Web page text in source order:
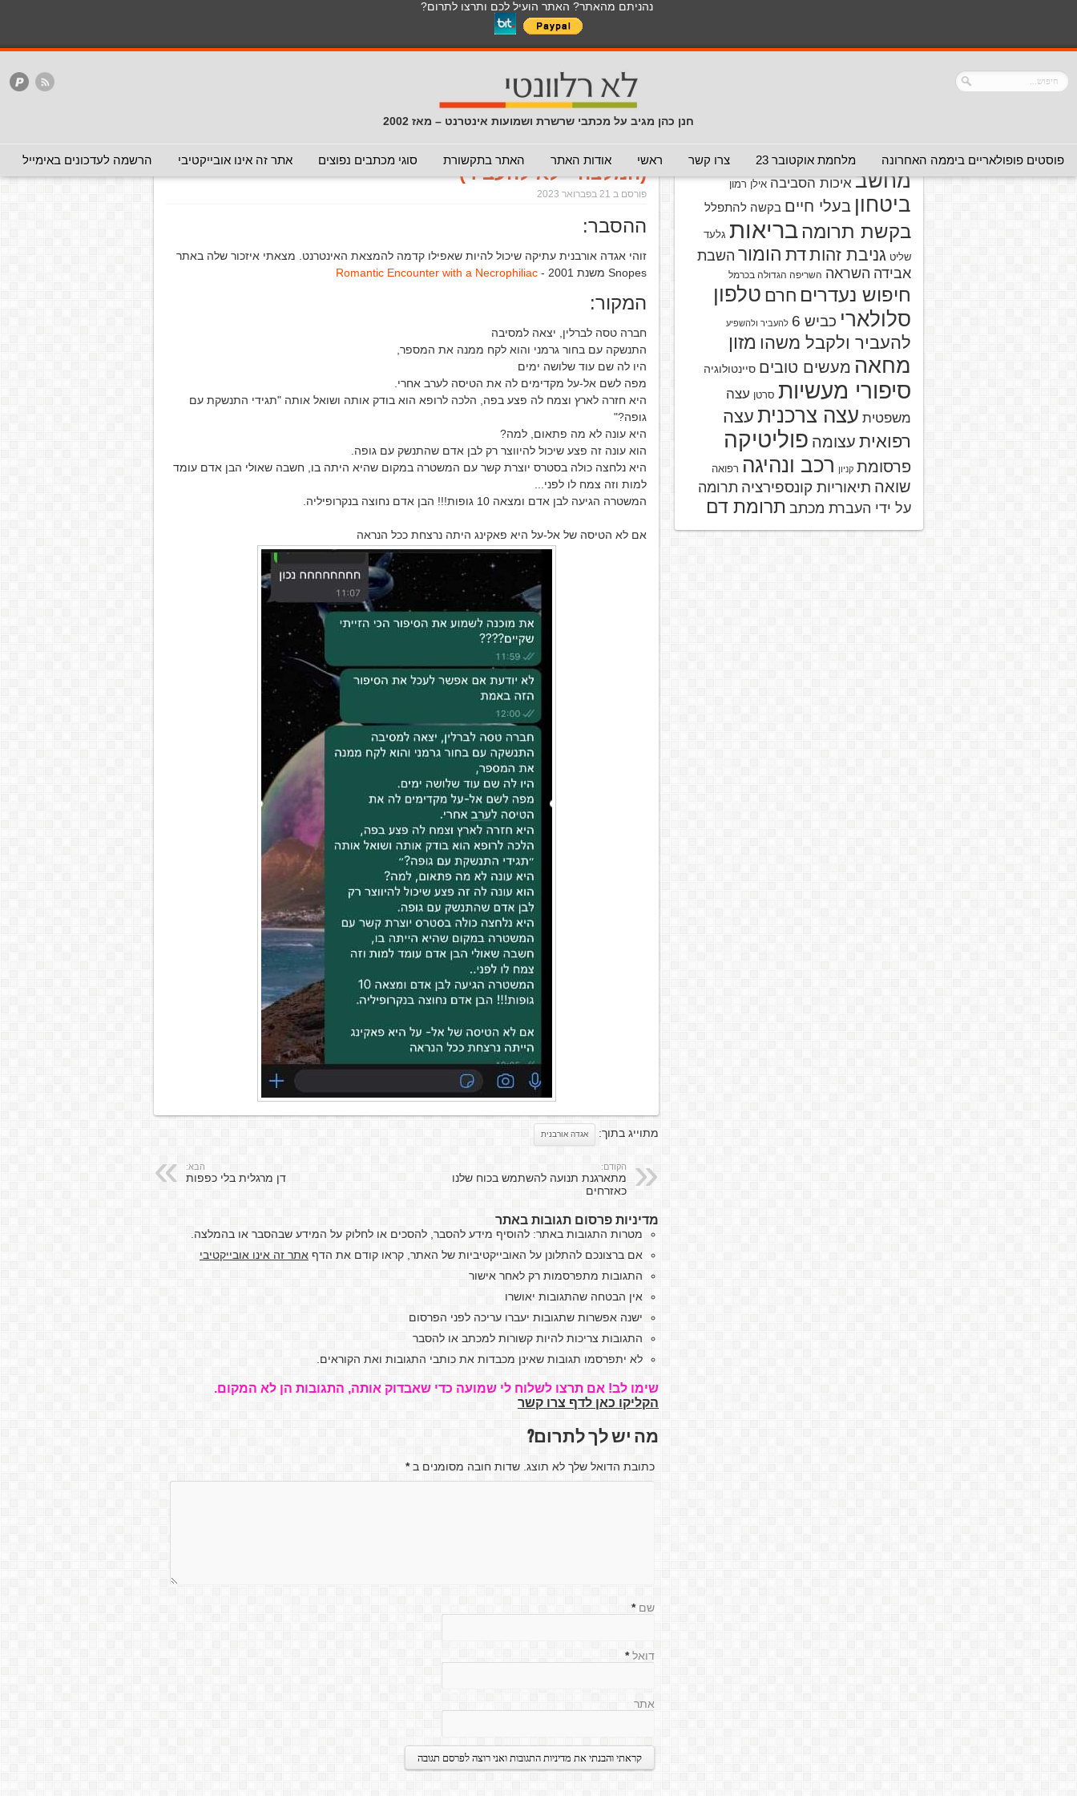
נהניתם מהאתר? האתר הועיל לכם ותרצו לתרום?
חנן כהן מגיב על מכתבי שרשרת ושמועות אינטרנט – מאז 2002
פוסטים פופולאריים ביממה האחרונה מלחמת אוקטובר 23 צרו קשר ראשי אודות האתר האתר בתקשורת סוגי מכתבים נפוצים אתר זה אינו אובייקטיבי הרשמה לעדכונים באימייל
לכל התכנים באתר בנושא נגיף הקורונה
כללי מכתב חוזר מכתבים נפוצים המלצה - לא להעביר המלצה - אפשר להעביר
המלצה - לכאן ולכאן
הנך כאן:דף הבית/המלצה - לא להעביר/פצע שיכול להיווצר רק לבן אדם שהתנשק עם גופה
(המלצה - לא להעביר)
פורסם ב 21 בפברואר 2023
ההסבר:
זוהי אגדה אורבנית עתיקה שיכול להיות שאפילו קדמה להמצאת האינטרנט. מצאתי איזכור שלה באתר
Snopes משנת 2001 -
Romantic Encounter with a Necrophiliac
המקור:
חברה טסה לברלין, יצאה למסיבה
התנשקה עם בחור גרמני והוא לקח ממנה את המספר,
היו לה שם עוד שלושה ימים
מפה לשם אל-על מקדימים לה את הטיסה לערב אחרי.
היא חזרה לארץ וצמח לה פצע בפה, הלכה לרופא הוא בודק אותה ושואל אותה "תגידי התנשקת עם
גופה?"
היא עונה לא מה פתאום, למה?
הוא עונה זה פצע שיכול להיווצר רק לבן אדם שהתנשק עם גופה.
היא נלחצה כולה בסטרס יוצרת קשר עם המשטרה במקום שהיא היתה בו, חשבה שאולי הבן אדם עומד
למות וזה צמח לו לפני...
המשטרה הגיעה לבן אדם ומצאה 10 גופות!!! הבן אדם נחוצה בנקרופיליה.
אם לא הטיסה של אל-על היא פאקינג היתה נרצחת ככל הנראה
מתוייג בתוך: אגדה אורבנית
הקודם:
מתארגנת תנועה להשתמש בכוח שלנו
כאזרחים
הבא:
דן מרגלית בלי כפפות
מדיניות פרסום תגובות באתר
מטרות התגובות באתר: להוסיף מידע להסבר, להסכים או לחלוק על המידע שבהסבר או בהמלצה.
אם ברצונכם להתלונן על האובייקטיביות של האתר, קראו קודם את הדף אתר זה אינו אובייקטיבי
התגובות מתפרסמות רק לאחר אישור
אין הבטחה שהתגובות יאושרו
ישנה אפשרות שתגובות יעברו עריכה לפני הפרסום
התגובות צריכות להיות קשורות למכתב או להסבר
לא יתפרסמו תגובות שאינן מכבדות את כותבי התגובות ואת הקוראים.
שימו לב! אם תרצו לשלוח לי שמועה כדי שאבדוק אותה, התגובות הן לא המקום.
הקליקו כאן לדף צרו קשר
מה יש לך לתרום?
כתובת הדואל שלך לא תוצג. שדות חובה מסומנים ב*
שם *
דואל *
אתר
מפני מוצריםאזהרת וירוס
מחשב איכות הסביבה אילן רמון
ביטחון בעלי חיים בקשה להתפלל
בקשת תרומהבריאות גלעד
שליט גניבת זהותדת הומור השבת
אבידה השראה השריפה הגדולה בכרמל
חיפוש נעדרים חרם טלפון
סלולארי כביש 6 להעביר ולהשפיע
להעביר ולקבל משהו מזון
מחאה מעשים טובים סיינטולוגיה
סיפורי מעשיות סרטן עצה
משפטית עצה צרכנית עצה
רפואית עצומה פוליטיקה
פרסומת קניון רכב ונהיגה רפואה
שואה תיאוריות קונספירציה תרומה
על ידי העברת מכתב תרומת דם